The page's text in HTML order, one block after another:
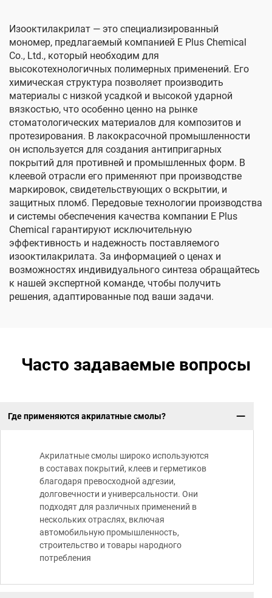
Изооктилакрилат — это специализированный
мономер, предлагаемый компанией E Plus Chemical
Co., Ltd., который необходим для
высокотехнологичных полимерных применений. Его
химическая структура позволяет производить
материалы с низкой усадкой и высокой ударной
вязкостью, что особенно ценно на рынке
стоматологических материалов для композитов и
протезирования. В лакокрасочной промышленности
он используется для создания антипригарных
покрытий для противней и промышленных форм. В
клеевой отрасли его применяют при производстве
маркировок, свидетельствующих о вскрытии, и
защитных пломб. Передовые технологии производства
и системы обеспечения качества компании E Plus
Chemical гарантируют исключительную
эффективность и надежность поставляемого
изооктилакрилата. За информацией о ценах и
возможностях индивидуального синтеза обращайтесь
к нашей экспертной команде, чтобы получить
решения, адаптированные под ваши задачи.
Часто задаваемые вопросы
Где применяются акрилатные смолы?
Акрилатные смолы широко используются
в составах покрытий, клеев и герметиков
благодаря превосходной адгезии,
долговечности и универсальности. Они
подходят для различных применений в
нескольких отраслях, включая
автомобильную промышленность,
строительство и товары народного
потребления